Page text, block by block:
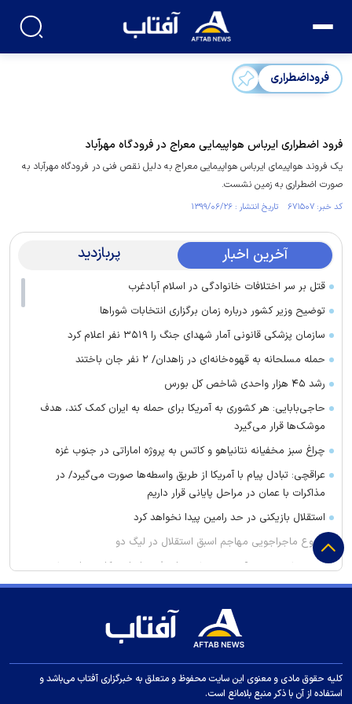
فروداضطراری
فرود اضطراری ایرباس هواپیمایی معراج در فرودگاه مهرآباد
یک فروند هواپیمای ایرباس هواپیمایی معراج به دلیل نقص فنی در فرودگاه مهرآباد به
صورت اضطراری به زمین نشست.
کد خبر: ۶۷۱۵۰۷ تاریخ انتشار : ۱۳۹۹/۰۶/۲۶
آخرین اخبار پربازدید
قتل بر سر اختلافات خانوادگی در اسلام آبادغرب
توضیح وزیر کشور درباره زمان برگزاری انتخابات شورا‌ها
سازمان پزشکی قانونی آمار شهدای جنگ را ۳۵۱۹ نفر اعلام کرد
حمله مسلحانه به قهوه‌خانه‌ای در زاهدان/ ۲ نفر جان باختند
رشد ۴۵ هزار واحدی شاخص کل بورس
حاجی‌بابایی: هر کشوری به آمریکا برای حمله به ایران کمک کند، هدف
موشک‌ها قرار می‌گیرد
چراغ سبز مخفیانه نتانیاهو و کاتس به پروژه اماراتی در جنوب غزه
عراقچی: تبادل پیام با آمریکا از طریق واسطه‌ها صورت می‌گیرد/ در
مذاکرات با عمان در مراحل پایانی قرار داریم
استقلال بازیکنی در حد رامین پیدا نخواهد کرد
شروع ماجراجویی مهاجم اسبق استقلال در لیگ دو
توری مش چیست؟ بررسی مشخصات فنی، انواع و کاربردهای مش
فلزی در صنعت
کلاهبرداری ۱۰۰ میلیاردی با وعده فروش لوازم خانگی ارزان برای تهیه
سخنگوی وزارت کشور: دولت فعلا برنامه‌ای برای ورود اتوبوس‌های
چرا خوانندگان رمان پرفروش "بامداد خمار" سریال نرگس آبیار را
کلیه حقوق مادی و معنوی این سایت محفوظ و متعلق به خبرگزاری آفتاب می‌باشد و
استفاده از آن با ذکر منبع بلامانع است.